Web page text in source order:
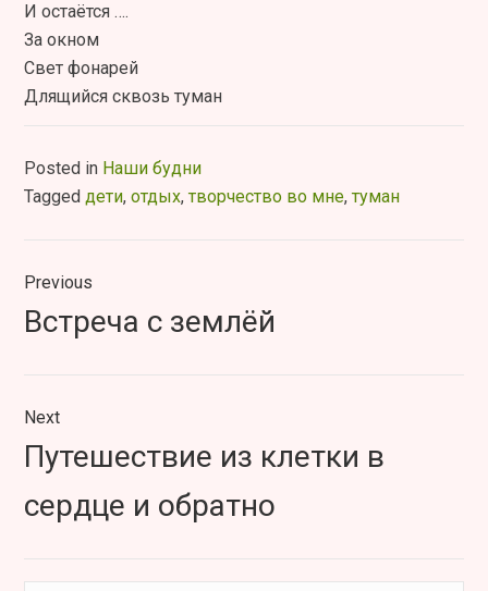
И остаётся ….
За окном
Свет фонарей
Длящийся сквозь туман
Posted in Наши будни
Taggedдети,отдых,творчество во мне,туман
по
записям
Previous
Previous
post:
Встреча с землёй
Next
Next
post:
Путешествие из клетки в
сердце и обратно